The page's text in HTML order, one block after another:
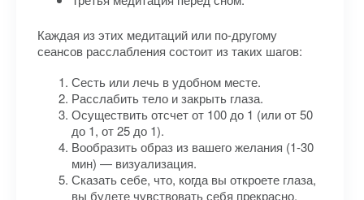
Каждая из этих медитаций или по-другому
сеансов расслабления состоит из таких шагов:
Сесть или лечь в удобном месте.
Расслабить тело и закрыть глаза.
Осуществить отсчет от 100 до 1 (или от 50
до 1, от 25 до 1).
Вообразить образ из вашего желания (1-30
мин) — визуализация.
Сказать себе, что, когда вы откроете глаза,
вы будете чувствовать себя прекрасно,